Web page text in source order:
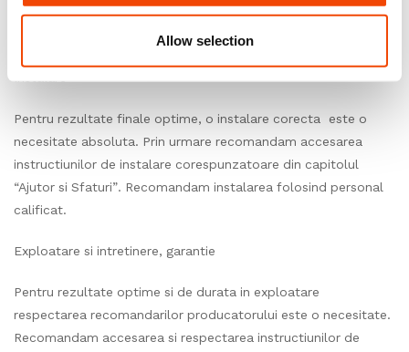
Allow selection
camera inchisa, unde temperatura este cuprinsa intre 15°C și
25°C,umiditatea relativa ± 60%.
Instalare
Pentru rezultate finale optime, o instalare corecta este o
necesitate absoluta. Prin urmare recomandam accesarea
instructiunilor de instalare corespunzatoare din capitolul
“Ajutor si Sfaturi”. Recomandam instalarea folosind personal
calificat.
Exploatare si intretinere, garantie
Pentru rezultate optime si de durata in exploatare
respectarea recomandarilor producatorului este o necesitate.
Recomandam accesarea si respectarea instructiunilor de